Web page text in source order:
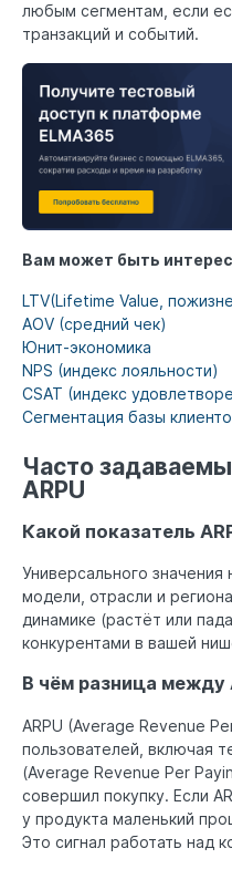
любым сегментам, если
транзакций и событий.
Вам может быть
LTV(Lifetime Value,
AOV (средний чек)
Юнит-экономика
NPS (индекс лояльности)
CSAT (индекс
Сегментация базы
Часто
ARPU
Какой показатель
Универсального значения
модели, отрасли и
динамике (растёт или
конкурентами в вашей
В чём разница между
ARPU (Average Revenue
пользователей, включая
(Average Revenue Per
совершил покупку. Если
у продукта маленький
Это сигнал работать над